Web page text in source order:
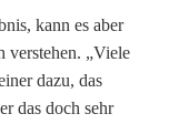
kann es aber
verstehen. „Viele
dazu, das
das doch sehr